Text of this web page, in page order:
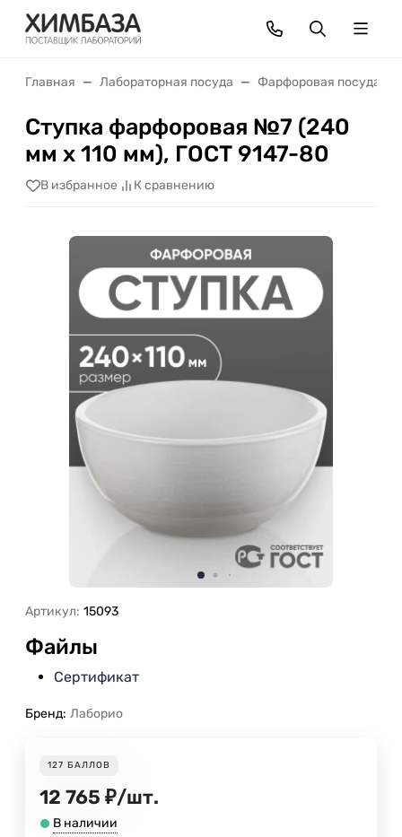
Главная Лабораторная посуда Фарфоровая посуда
Ступка фарфоровая №7 (240
мм х 110 мм), ГОСТ 9147-80
В избранное К сравнению
Артикул: 15093
Файлы
Сертификат
Бренд: Лаборио
127 БАЛЛОВ
12 765 ₽/шт.
В наличии